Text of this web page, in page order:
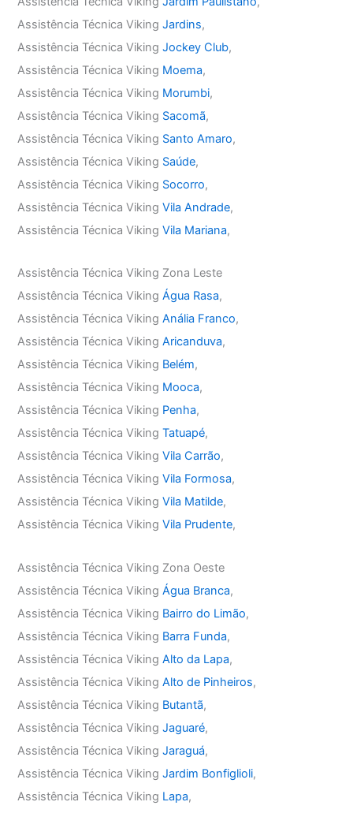
Assistência Técnica VikingJardins,
Assistência Técnica VikingJockey Club,
Assistência Técnica Viking Moema,
Assistência Técnica Viking Morumbi,
Assistência Técnica Viking Sacomã,
Assistência Técnica Viking Santo Amaro,
Assistência Técnica Viking Saúde,
Assistência Técnica Viking Socorro,
Assistência Técnica VikingVila Andrade,
Assistência Técnica VikingVila Mariana,
Assistência Técnica Viking Zona Leste
Assistência Técnica VikingÁgua Rasa,
Assistência Técnica VikingAnália Franco,
Assistência Técnica VikingAricanduva,
Assistência Técnica Viking Belém,
Assistência Técnica Viking Mooca,
Assistência Técnica Viking Penha,
Assistência Técnica VikingTatuapé,
Assistência Técnica VikingVila Carrão,
Assistência Técnica VikingVila Formosa,
Assistência Técnica VikingVila Matilde,
Assistência Técnica VikingVila Prudente,
Assistência Técnica Viking Zona Oeste
Assistência Técnica VikingÁgua Branca,
Assistência Técnica Viking Bairro do Limão,
Assistência Técnica Viking Barra Funda,
Assistência Técnica VikingAlto da Lapa,
Assistência Técnica VikingAlto de Pinheiros,
Assistência Técnica Viking Butantã,
Assistência Técnica VikingJaguaré,
Assistência Técnica VikingJaraguá,
Assistência Técnica VikingJardim Bonfiglioli,
Assistência Técnica Viking Lapa,